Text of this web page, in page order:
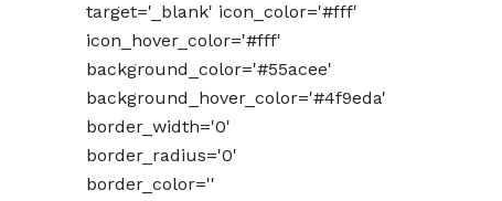
target='_blank' icon_color='#fff'
icon_hover_color='#fff'
background_color='#55acee'
background_hover_color='#4f9eda'
border_width='0'
border_radius='0'
border_color=''